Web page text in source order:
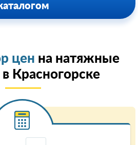
цен на натяжные
Красногорске